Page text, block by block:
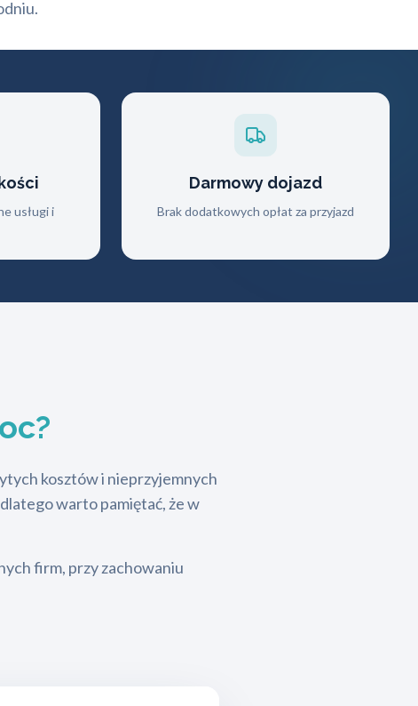
usługi i
Darmowy dojazd
Brak dodatkowych opłat za przyjazd
kosztów i nieprzyjemnych
warto pamiętać, że w
firm, przy zachowaniu